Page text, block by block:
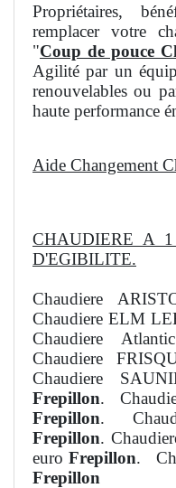
Propriétaires,
remplacer votre
"Coup de pouce
Agilité par un
renouvelables ou
haute performance
Aide Changement
CHAUDIERE A 1
D'EGIBILITE.
Chaudiere
Chaudiere ELM
Chaudiere
Chaudiere
Chaudiere
Frepillon.
Frepillon.
Frepillon.
euro Frepillon.
Frepillon